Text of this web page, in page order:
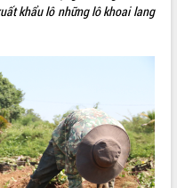
khẩu lô những lô khoai lang